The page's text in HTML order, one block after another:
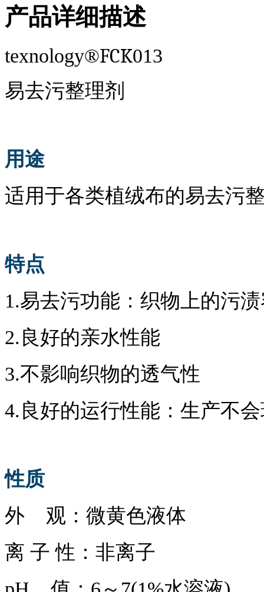
产品详细描述
texnology®FCK013
易去污整理剂
用途
适用于各类植绒布的易去污
特点
1.易去污功能：织物上的污
2.良好的亲水性能
3.不影响织物的透气性
4.良好的运行性能：生产不
性质
外
观：微黄色液体
离 子 性：非离子